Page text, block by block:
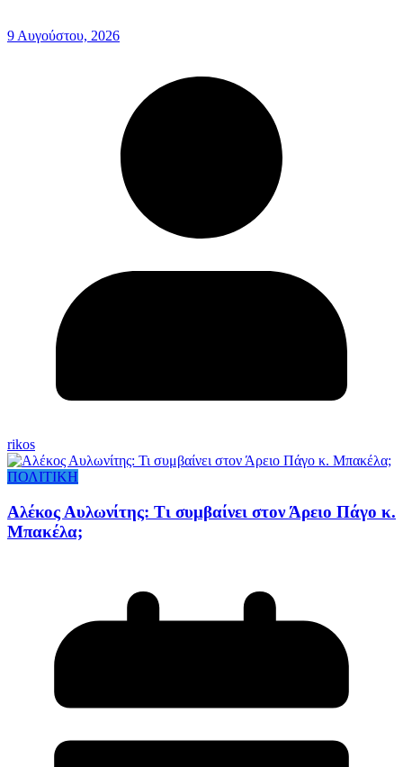
9 Αυγούστου, 2026
rikos
ΠΟΛΙΤΙΚΗ
Αλέκος Αυλωνίτης: Τι συμβαίνει στον Άρειο Πάγο κ.
Μπακέλα;